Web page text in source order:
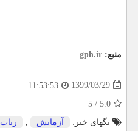
منبع: gph.ir
1399/03/29
11:53:53
5.0
/
5
تگهای خبر:
آزمایش , ربات